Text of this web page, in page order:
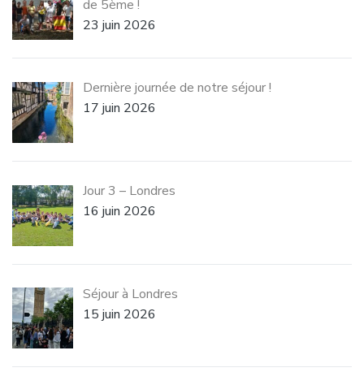
de 5ème !
23 juin 2026
Dernière journée de notre séjour !
17 juin 2026
Jour 3 – Londres
16 juin 2026
Séjour à Londres
15 juin 2026